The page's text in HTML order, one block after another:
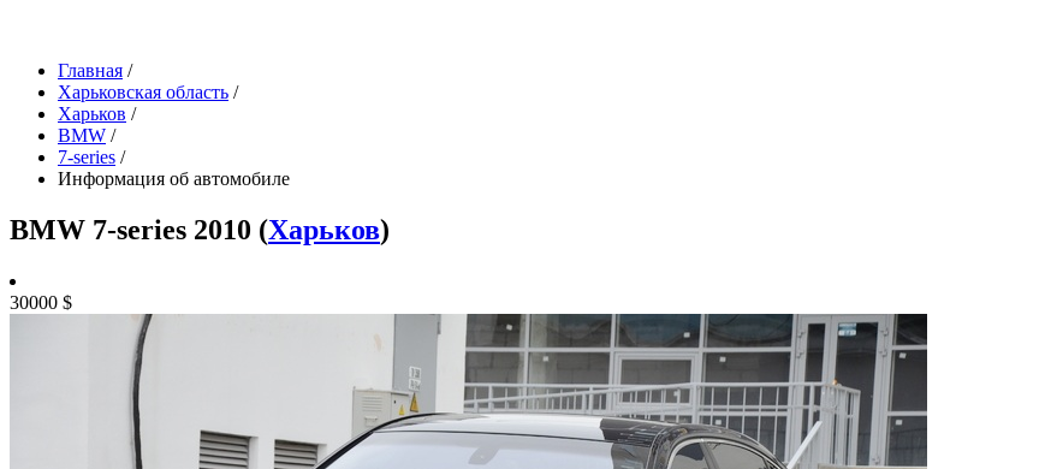
Главная /
Харьковская область /
Харьков /
BMW /
7-series /
Информация об автомобиле
BMW 7-series 2010 (Харьков)
30000 $